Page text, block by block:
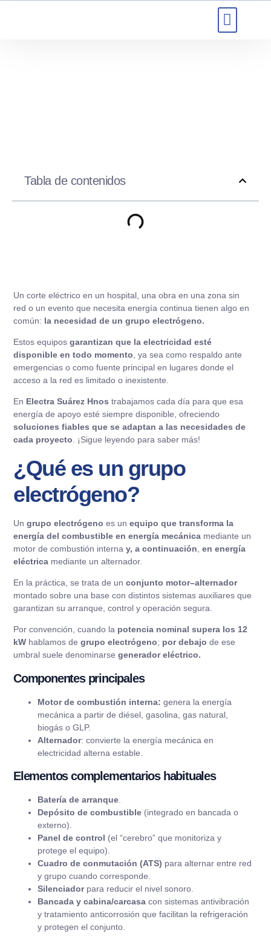
Tabla de contenidos
Un corte eléctrico en un hospital, una obra en una zona sin
red o un evento que necesita energía continua tienen algo en
común: la necesidad de un grupo electrógeno.
Estos equipos garantizan que la electricidad esté
disponible en todo momento , ya sea como respaldo ante
emergencias o como fuente principal en lugares donde el
acceso a la red es limitado o inexistente.
En Electra Suárez Hnos trabajamos cada día para que esa
energía de apoyo esté siempre disponible, ofreciendo
soluciones fiables que se adaptan a las necesidades de
cada proyecto. ¡Sigue leyendo para saber más!
¿Qué es un grupo
electrógeno?
Un grupo electrógeno es un equipo que transforma la
energía del combustible en energía mecánica mediante un
motor de combustión interna y, a continuación en energía
eléctrica mediante un alternador.
En la práctica, se trata de un conjunto motor–alternador
montado sobre una base con distintos sistemas auxiliares que
garantizan su arranque, control y operación segura.
Por convención, cuando la potencia nominal supera los 12
kW hablamos de grupo electrógeno; por debajo de ese
umbral suele denominarse generador eléctrico.
Componentes principales
Motor de combustión interna: genera la energía
mecánica a partir de diésel, gasolina, gas natural,
biogás o GLP.
Alternador: convierte la energía mecánica en
electricidad alterna estable.
Elementos complementarios habituales
Batería de arranque.
Depósito de combustible (integrado en bancada o
externo).
Panel de control (el “cerebro” que monitoriza y
protege el equipo).
Cuadro de conmutación (ATS) para alternar entre red
y grupo cuando corresponde.
Silenciadorpara reducir el nivel sonoro.
Bancada y cabina/carcasa con sistemas antivibración
y tratamiento anticorrosión que facilitan la refrigeración
y protegen el conjunto.